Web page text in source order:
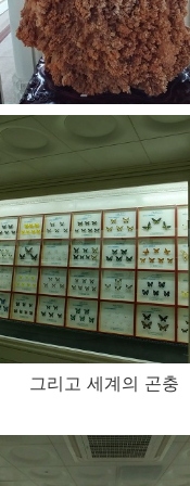
그리고 세계의 곤충